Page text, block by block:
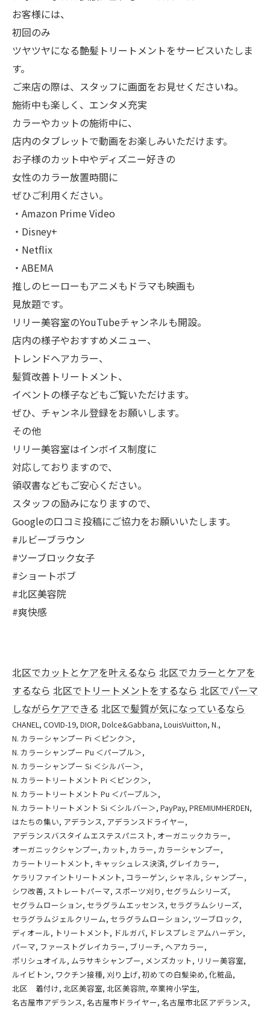
お客様には、
初回のみ
ツヤツヤになる艶髪トリートメントをサービスいたしま
す。
ご来店の際は、スタッフに画面をお見せくださいね。
施術中も楽しく、エンタメ充実
カラーやカットの施術中に、
店内のタブレットで動画をお楽しみいただけます。
お子様のカット中やディズニー好きの
女性のカラー放置時間に
ぜひご利用ください。
・Amazon Prime Video
・Disney+
・Netflix
・ABEMA
推しのヒーローもアニメもドラマも映画も
見放題です。
リリー美容室のYouTubeチャンネルも開設。
店内の様子やおすすめメニュー、
トレンドヘアカラー、
髪質改善トリートメント、
イベントの様子などもご覧いただけます。
ぜひ、チャンネル登録をお願いします。
その他
リリー美容室はインボイス制度に
対応しておりますので、
領収書などもご安心ください。
スタッフの励みになりますので、
Googleの口コミ投稿にご協力をお願いいたします。
#ルビーブラウン
#ツーブロック女子
#ショートボブ
#北区美容院
#爽快感
北区でカットとケアを叶えるなら 北区でカラーとケアを
するなら 北区でトリートメントをするなら 北区でパーマ
しながらケアできる 北区で髪質が気になっているなら
CHANEL COVID-19 DIOR Dolce&Gabbana LouisVuitton N.
N. カラーシャンプー Pi ＜ピンク＞
N. カラーシャンプー Pu ＜パープル＞
N. カラーシャンプー Si ＜シルバー＞
N. カラートリートメント Pi ＜ピンク＞
N. カラートリートメント Pu ＜パープル＞
N. カラートリートメント Si ＜シルバー＞ PayPay PREMIUMHERDEN
はたちの集い アデランス アデランスドライヤー
アデランスバスタイムエステスパニスト オーガニックカラー
オーガニックシャンプー カット カラー カラーシャンプー
カラートリートメント キャッシュレス決済 グレイカラー
ケラリファイントリートメント コラーゲン シャネル シャンプー
シワ改善 ストレートパーマ スポーツ刈り セグラムシリーズ
セグラムローション セラグラムエッセンス セラグラムシリーズ
セラグラムジェルクリーム セラグラムローション ツーブロック
ディオール
トリートメント ドルガバ ドレスプレミアムハーデン
パーマ ファーストグレイカラー ブリーチ ヘアカラー
ポリシュオイル ムラサキシャンプー メンズカット
リリー美容室
ルイビトン ワクチン接種 刈り上げ 初めての白髪染め 化粧品
北区 着付け 北区美容室 北区美容院 卒業袴小学生
名古屋市アデランス 名古屋市ドライヤー 名古屋市北区アデランス